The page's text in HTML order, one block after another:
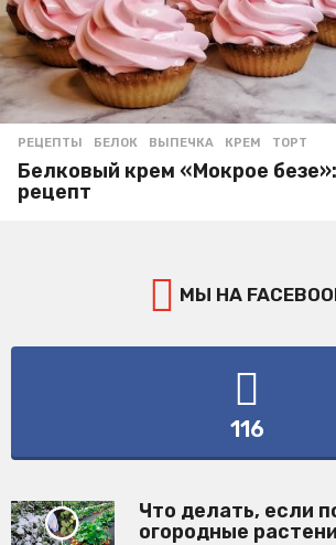
РЕЦЕПТЫ БЕЛОК ,ВЫПЕЧКА ,КРЕМ ,ТОРТ
Белковый крем «Мокрое
рецепт
МЫ НА
116
Что делать, если
огородные